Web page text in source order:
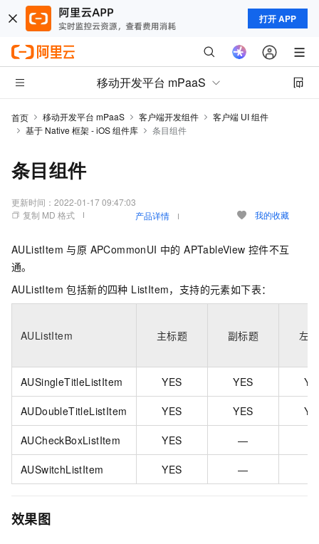
打开 APP
移动开发平台 mPaaS
首页 移动开发平台 mPaaS 客户端开发组件
客户端 UI 组件
基于 Native 框架 - iOS 组件库
条目组件
条目组件
更新时间： 2022-01-17 09:47:03
复制 MD 格式
产品详情 我的收藏
AUListItem 与原 APCommonUI 中的 APTableView 控件不互
通。
AUListItem 包括新的四种 ListItem，支持的元素如下表：
AUListItem 主标题 副标题 左
AUSingleTitleListItem YES️ YES
AUDoubleTitleListItem YES️ YES
AUCheckBoxListItem YES️ —
AUSwitchListItem YES️ —
效果图